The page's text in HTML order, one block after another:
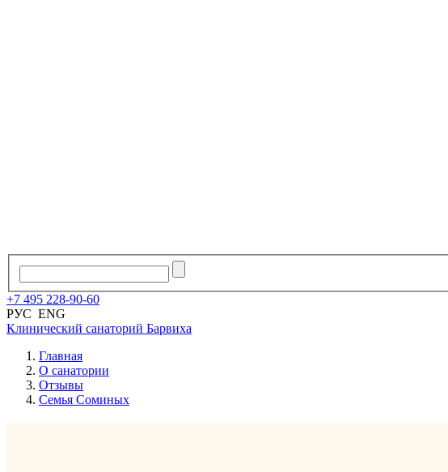
+7 495 228-90-60
РУС ENG
Клинический санаторий Барвиха
Главная
О санатории
Отзывы
Семья Соминых